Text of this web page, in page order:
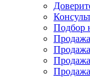
Подбор